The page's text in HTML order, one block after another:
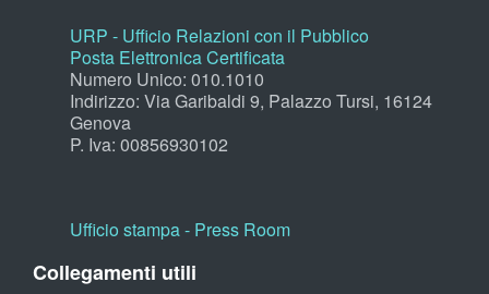
URP - Ufficio Relazioni con il Pubblico
Posta Elettronica Certificata
Numero Unico: 010.1010
Indirizzo: Via Garibaldi 9, Palazzo Tursi, 16124
Genova
P. Iva: 00856930102
Ufficio stampa - Press Room
Collegamenti utili